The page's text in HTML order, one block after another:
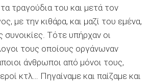
τραγούδια του και μετά τον
με την κιθάρα, και μαζί του εμένα,
συνοικίες. Τότε υπήρχαν οι
τους οποίους οργάνωναν
άνθρωποι από μόνοι τους,
κτλ… Πηγαίναμε και παίζαμε και